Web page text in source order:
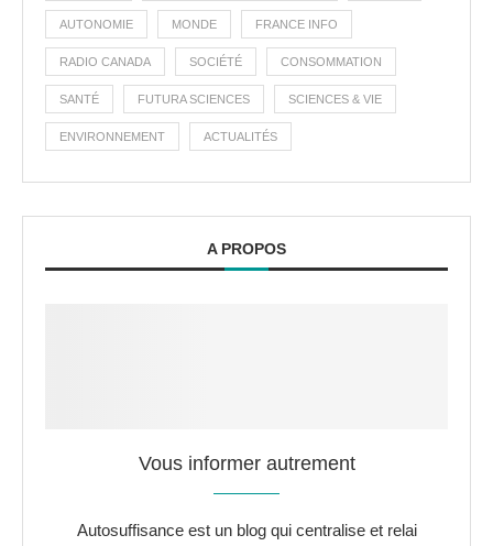
AUTONOMIE MONDE FRANCE INFO
RADIO CANADA SOCIÉTÉ CONSOMMATION
SANTÉ FUTURA SCIENCES SCIENCES & VIE
ENVIRONNEMENT ACTUALITÉS
A PROPOS
Vous informer autrement
Autosuffisance est un blog qui centralise et relai